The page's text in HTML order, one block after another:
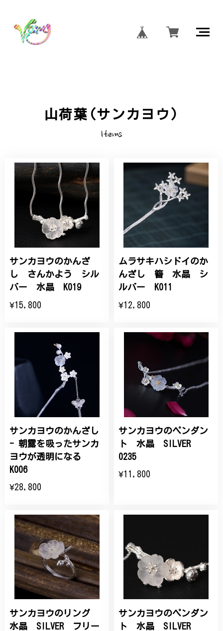
山荷葉(サンカヨウ)
Items
サンカヨウのかんざ
し さんかよう シル
バー 水晶 K019
¥15,800
ムラサキハシドイのか
んざし 簪 水晶 シ
ルバー K011
¥12,800
サンカヨウのかんざし
- 朝露を吸ったサンカ
ヨウが透明になる
K006
¥28,800
サンカヨウのペンダン
ト 水晶 SILVER
0235
¥11,800
サンカヨウのリング
水晶 SILVER フリー
サンカヨウのペンダン
ト 水晶 SILVER